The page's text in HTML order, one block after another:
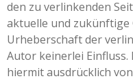
den zu verlinkenden
aktuelle und zukünftige
Urheberschaft der
Autor keinerlei
hiermit ausdrücklich